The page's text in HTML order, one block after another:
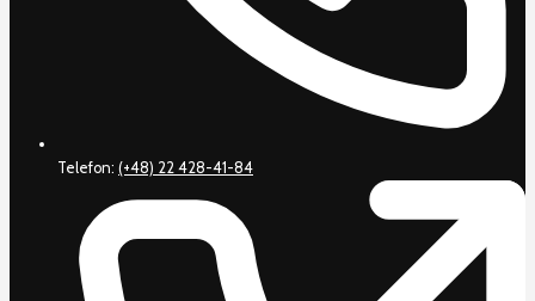
Telefon: (+48) 22 428-41-84